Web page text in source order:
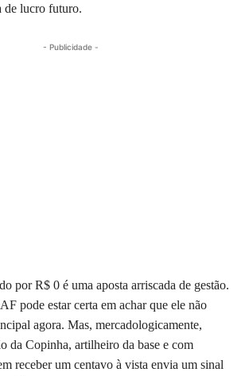
de lucro futuro.
- Publicidade -
por R$ 0 é uma aposta arriscada de gestão.
pode estar certa em achar que ele não
agora. Mas, mercadologicamente,
da Copinha, artilheiro da base e com
receber um centavo à vista envia um sinal